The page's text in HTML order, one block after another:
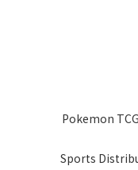
Pokemon
Sports